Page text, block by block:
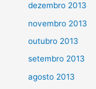
dezembro 2013
novembro 2013
outubro 2013
setembro 2013
agosto 2013